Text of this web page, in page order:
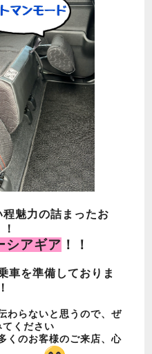
魅力の詰まったお
シアギア ！！
車を準備しておりま
わらないと思うので、ぜ
ください
くのお客様のご来店、心